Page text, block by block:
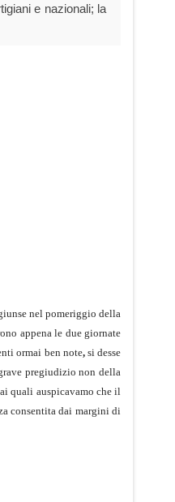
e nazionali; la
nel pomeriggio della
appena le due giornate
ormai ben note,si desse
pregiudizio non della
quali auspicavamo che il
con­sentita dai margini di